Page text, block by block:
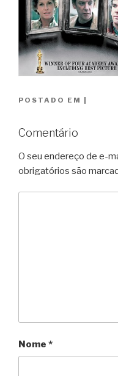
POSTADO EM |
Comentário
O seu endereço de e-
obrigatórios são
Nome *